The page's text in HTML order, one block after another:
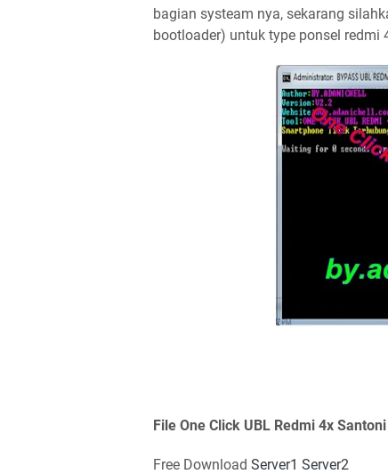
bagian systeam nya, sekarang
bootloader) untuk type ponsel redmi
File One Click UBL Redmi 4x Santoni
Free Download Server1 Server2